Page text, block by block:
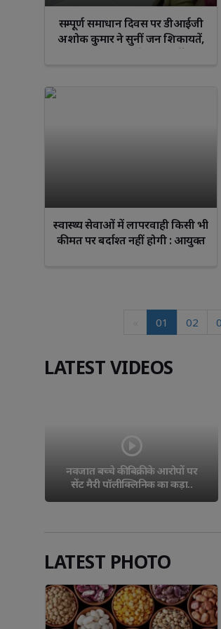
सम्पूर्ण समाधान दिवस पर डीआईजी
अशोक कुमार ने सुनीं जन शिकायतें,
स्वास्थ्य सेवाओं में लापरवाही किसी भी
कीमत पर बर्दाश्त नहीं होगी : आयुक्त
01 02
LATEST VIDEOS
थाना समाधान दिवस में आए तीन
प्रार्थना पत्र, एक का मौके पर..
LATEST PHOTO